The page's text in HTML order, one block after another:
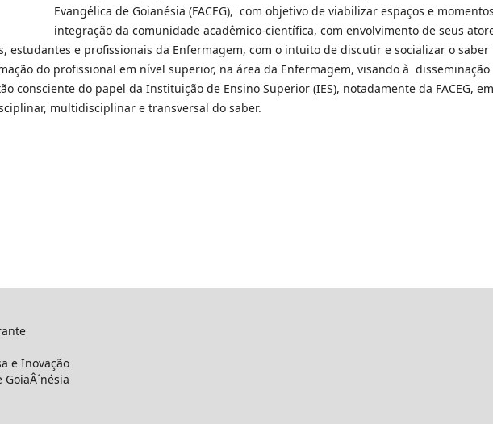
Evangélica de Goianésia (FACEG), com objetivo de viabilizar espaços e
integração da comunidade acadêmico-científica, com envolvimento de seus
estudantes e profissionais da Enfermagem, com o intuito de discutir e socializar o saber
do profissional em nível superior, na área da Enfermagem, visando à disseminação
consciente do papel da Instituição de Ensino Superior (IES), notadamente da FACEG, em
multidisciplinar e transversal do saber.
e Inovação